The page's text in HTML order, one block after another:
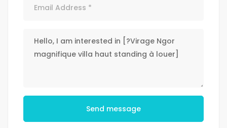
Send message